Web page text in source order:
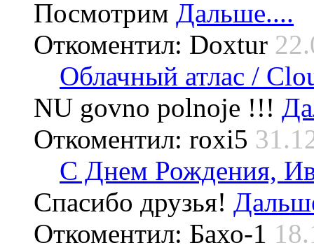
Посмотрим Дальше....
Откоментил: Doxtur
Облачный атлас /
NU govno polnoje !!!
Откоментил: roxi5
С Днем Рождения,
Спасибо друзья!
Откоментил: Бахо-1